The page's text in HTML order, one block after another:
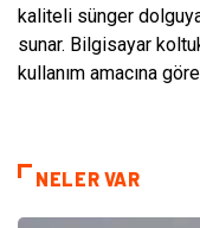
kaliteli sünger
sunar. Bilgisayar
kullanım amacına
NELER VAR